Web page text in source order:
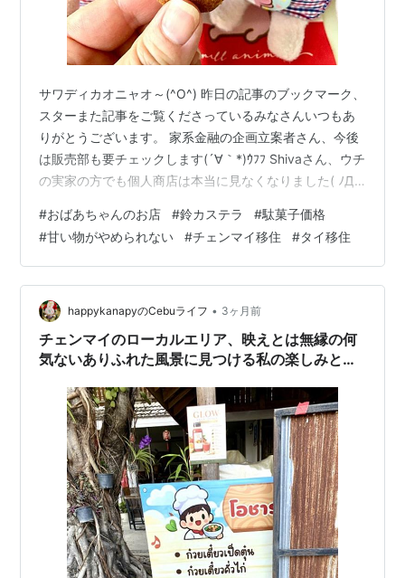
サワディカオニャオ～(^O^) 昨日の記事のブックマーク、
スターまた記事をご覧くださっているみなさんいつもあ
りがとうございます。 家系金融の企画立案者さん、今後
は販売部も要チェックします(´∀｀*)ｳﾌﾌ Shivaさん、ウチ
の実家の方でも個人商店は本当に見なくなりました( ﾉД`)
後にちょこっとだけ甘い物をつまみたくなるのがすっか
り習慣になってしまいました。 とは言え、毎日ケーキ１
個のような甘い物を食べていては太ってしまうし、体に
もよくありません。 そして、そもそもそんなに量をたく
さん食べたいわけではなく、食事でしょっぱい物を食べ
た口直…
#おばあちゃんのお店 #鈴カステラ #駄菓子価格
#甘い物がやめられない #チェンマイ移住 #タイ移住
happykanapyのCebuライフ • 3ヶ月前
チェンマイのローカルエリア、映えとは無縁の何
気ないありふれた風景に見つける私の楽しみと